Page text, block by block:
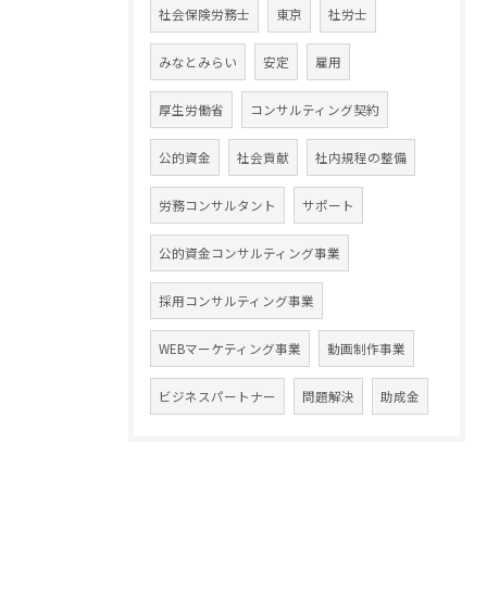
社会保険労務士 東京 社労士
みなとみらい 安定 雇用
厚生労働省 コンサルティング契約
公的資金 社会貢献 社内規程の整備
労務コンサルタント サポート
公的資金コンサルティング事業
採用コンサルティング事業
WEBマーケティング事業 動画制作事業
ビジネスパートナー 問題解決 助成金